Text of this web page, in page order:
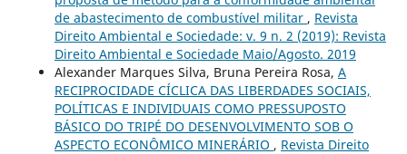
de abastecimento de combustível militar , Revista
Direito Ambiental e Sociedade: v. 9 n. 2 (2019): Revista
Direito Ambiental e Sociedade Maio/Agosto. 2019
Alexander Marques Silva, Bruna Pereira Rosa, A
RECIPROCIDADE CÍCLICA DAS LIBERDADES SOCIAIS,
POLÍTICAS E INDIVIDUAIS COMO PRESSUPOSTO
BÁSICO DO TRIPÉ DO DESENVOLVIMENTO SOB O
ASPECTO ECONÔMICO MINERÁRIO , Revista Direito